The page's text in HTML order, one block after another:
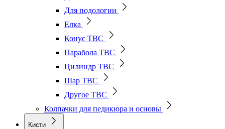
Для подологии
Елка
Конус ТВС
Парабола ТВС
Цилиндр ТВС
Шар ТВС
Другое ТВС
Колпачки для педикюра и основы
Кисти